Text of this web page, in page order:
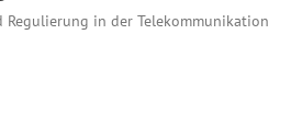
Regulierung in der Telekommunikation